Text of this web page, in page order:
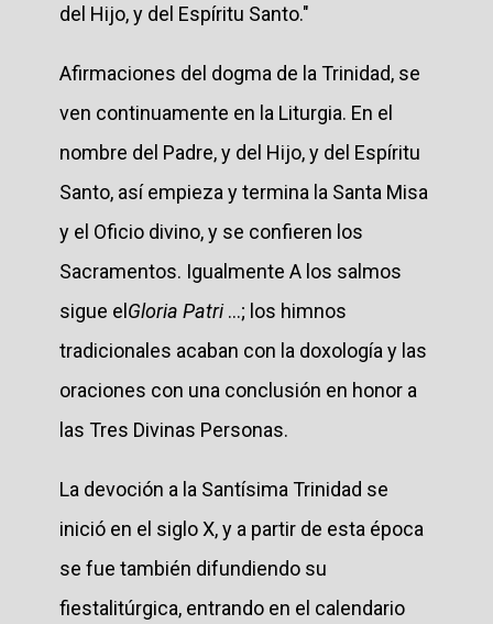
del Hijo, y del Espíritu Santo."
Afirmaciones del dogma de la Trinidad, se
ven continuamente en la Liturgia. En el
nombre del Padre, y del Hijo, y del Espíritu
Santo, así empieza y termina la Santa Misa
y el Oficio divino, y se confieren los
Sacramentos. Igualmente A los salmos
sigue elGloria Patri...; los himnos
tradicionales acaban con la doxología y las
oraciones con una conclusión en honor a
las Tres Divinas Personas.
La devoción a la Santísima Trinidad se
inició en el siglo X, y a partir de esta época
se fue también difundiendo su
fiestalitúrgica, entrando en el calendario